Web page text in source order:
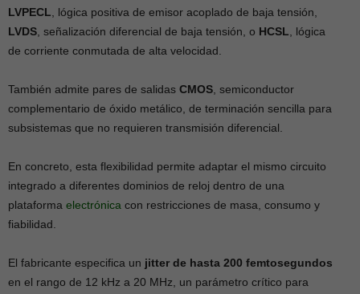
LVPECL , lógica positiva de emisor acoplado de baja tensión,
LVDS , señalización diferencial de baja tensión, o HCSL , lógica
de corriente conmutada de alta velocidad.
También admite pares de salidas CMOS , semiconductor
complementario de óxido metálico, de terminación sencilla para
subsistemas que no requieren transmisión diferencial.
En concreto, esta flexibilidad permite adaptar el mismo circuito
integrado a diferentes dominios de reloj dentro de una
plataforma electrónica con restricciones de masa, consumo y
fiabilidad.
El fabricante especifica un jitter de hasta 200 femtosegundos
en el rango de 12 kHz a 20 MHz, un parámetro crítico para